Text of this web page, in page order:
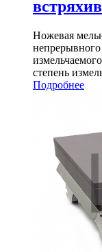
Ножевая
непрерывного
степень
Подробнее